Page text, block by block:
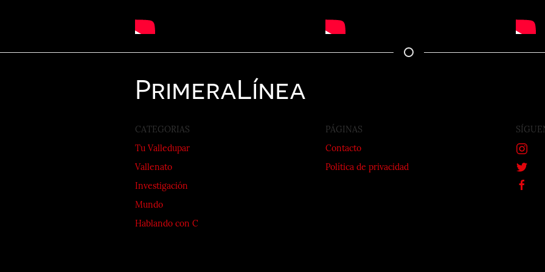
PrimeraLínea
CATEGORIAS
Tu Valledupar
Vallenato
Investigación
Mundo
Hablando con C
PÁGINAS
Contacto
Política de privacidad